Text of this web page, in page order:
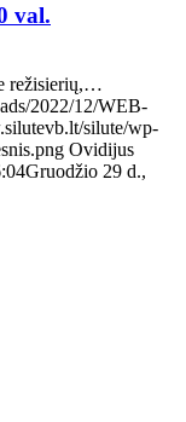
val.
režisierių,…
2022/12/WEB-
silute/wp-
Ovidijus
Gruodžio 29 d.,